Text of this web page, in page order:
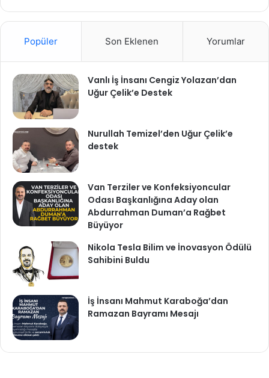
Popüler Son Eklenen Yorumlar
Vanlı İş İnsanı Cengiz Yolazan’dan
Uğur Çelik’e Destek
Nurullah Temizel’den Uğur Çelik’e
destek
Van Terziler ve Konfeksiyoncular
Odası Başkanlığına Aday olan
Abdurrahman Duman’a Rağbet
Büyüyor
Nikola Tesla Bilim ve İnovasyon Ödülü
Sahibini Buldu
İş İnsanı Mahmut Karaboğa’dan
Ramazan Bayramı Mesajı